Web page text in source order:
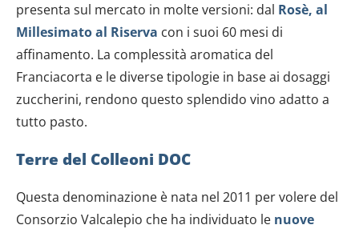
presenta sul mercato in molte versioni: dal Rosè, al
Millesimato al Riserva con i suoi 60 mesi di
affinamento. La complessità aromatica del
Franciacorta e le diverse tipologie in base ai dosaggi
zuccherini, rendono questo splendido vino adatto a
tutto pasto.
Terre del Colleoni DOC
Questa denominazione è nata nel 2011 per volere del
Consorzio Valcalepio che ha individuato le nuove